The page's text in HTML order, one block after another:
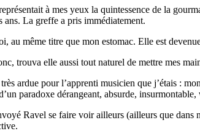
à mes yeux la quintessence de la
ans. La greffe a pris immédiatement.
au même titre que mon estomac. Elle est
trouva elle aussi tout naturel de mettre mes
ardue pour l’apprenti musicien que j’étais :
paradoxe dérangeant, absurde,
Ravel se faire voir ailleurs (ailleurs que